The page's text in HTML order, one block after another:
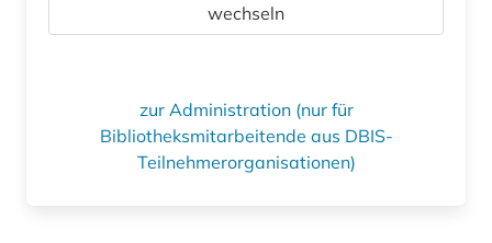
wechseln
zur Administration (nur für
Bibliotheksmitarbeitende aus DBIS-
Teilnehmerorganisationen)